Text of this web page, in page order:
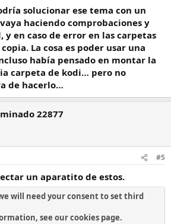
solucionar ese tema con un
haciendo comprobaciones y
y en caso de error en las carpetas
La cosa es poder usar una
había pensado en montar la
carpeta de kodi… pero no
de hacerlo…
22877
#5
un aparatito de estos.
will need your consent to set third
see ourcookies page.